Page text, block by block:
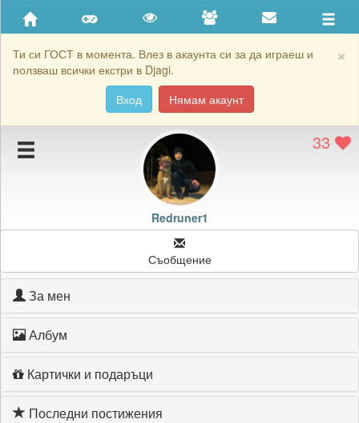
×
Ти си ГОСТ в момента. Влез в акаунта си за да играеш и
ползваш всички екстри в Djagi.
Вход
Нямам акаунт
Приятели
Хронология на игри
Подаръците на Redruner1
Картичките на Redruner1
33
Redruner1
Съобщение
За мен
Албум
Картички и подаръци
Последни постижения